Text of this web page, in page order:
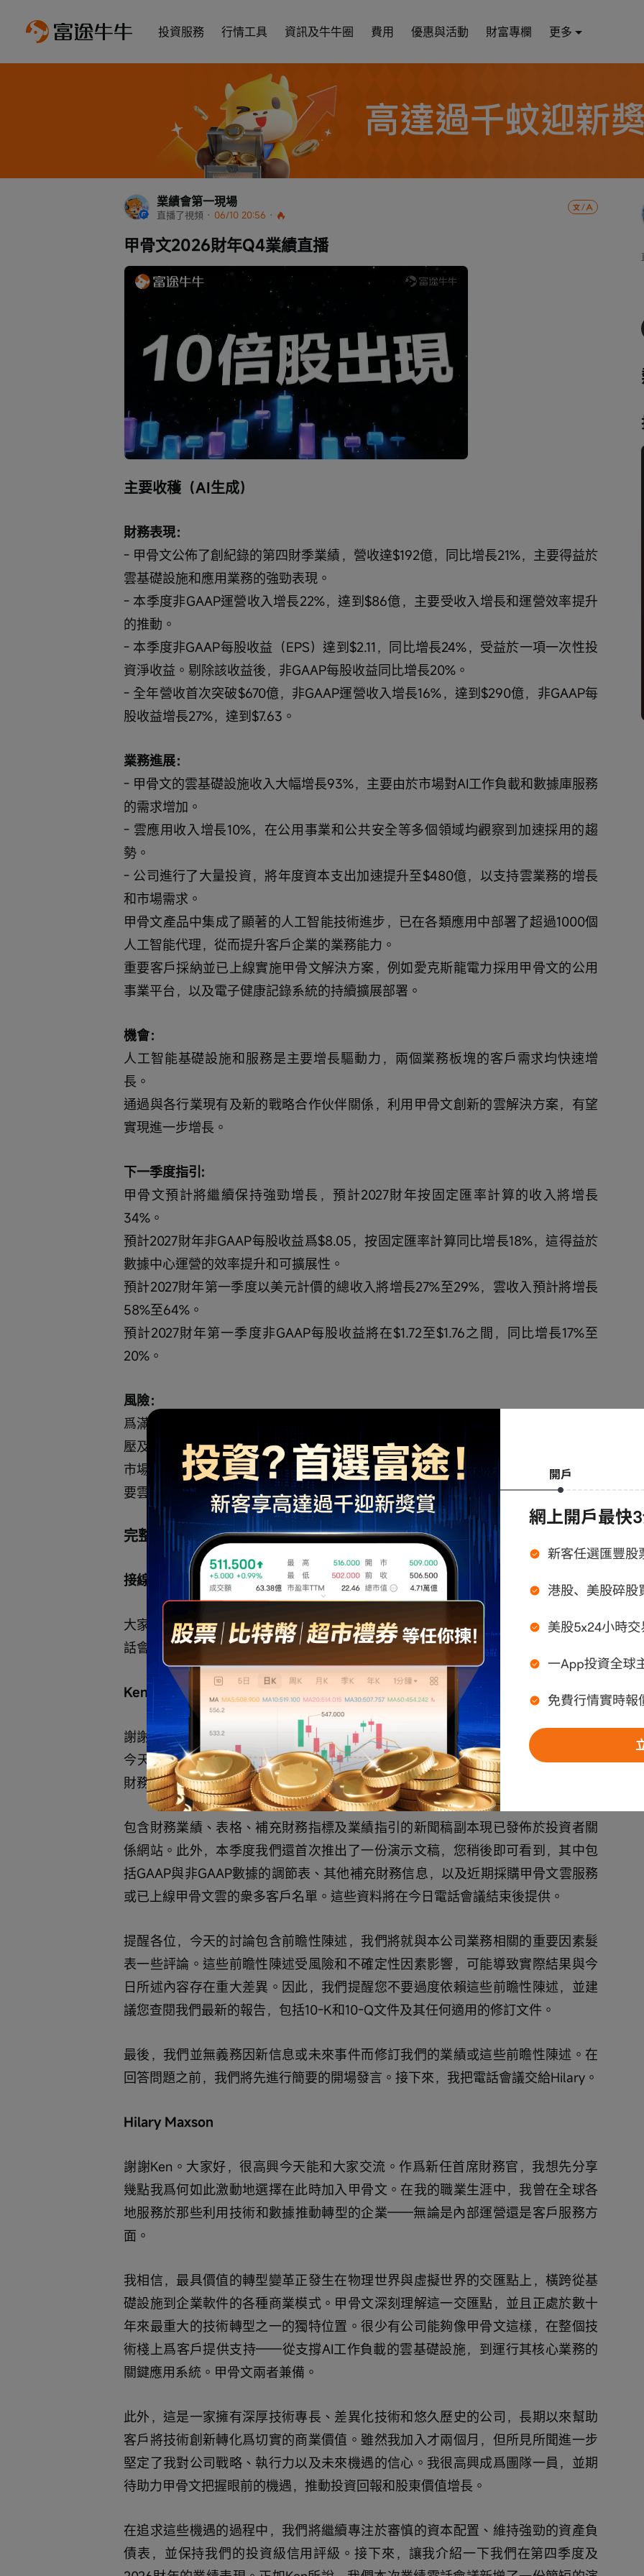
投資服務 行情工具 資訊及牛牛圈 費用 優惠與活動 財富專欄 更多
業績會第一現場
直播了視頻 · 06/10 20:56 ·
甲骨文2026財年Q4業績直播
取
消
靜
Loaded:
0%
Progress
0%
放
主要收穫（AI生成）
財務表現：
- 甲骨文公佈了創紀錄的第四財季業績，營收達$192億，同比增長21%，主要得益於
雲基礎設施和應用業務的強勁表現。
- 本季度非GAAP運營收入增長22%，達到$86億，主要受收入增長和運營效率提升
的推動。
- 本季度非GAAP每股收益（EPS）達到$2.11，同比增長24%，受益於一項一次性投
資淨收益。剔除該收益後，非GAAP每股收益同比增長20%。
- 全年營收首次突破$670億，非GAAP運營收入增長16%，達到$290億，非GAAP每
股收益增長27%，達到$7.63。
業務進展：
- 甲骨文的雲基礎設施收入大幅增長93%，主要由於市場對AI工作負載和數據庫服務
的需求增加。
- 雲應用收入增長10%，在公用事業和公共安全等多個領域均觀察到加速採用的趨
勢。
- 公司進行了大量投資，將年度資本支出加速提升至$480億，以支持雲業務的增長
和市場需求。
甲骨文產品中集成了顯著的人工智能技術進步，已在各類應用中部署了超過1000個
人工智能代理，從而提升客戶企業的業務能力。
重要客戶採納並已上線實施甲骨文解決方案，例如愛克斯龍電力採用甲骨文的公用
事業平台，以及電子健康記錄系統的持續擴展部署。
機會：
人工智能基礎設施和服務是主要增長驅動力，兩個業務板塊的客戶需求均快速增
長。
通過與各行業現有及新的戰略合作伙伴關係，利用甲骨文創新的雲解決方案，有望
實現進一步增長。
下一季度指引:
甲骨文預計將繼續保持強勁增長，預計2027財年按固定匯率計算的收入將增長
34%。
預計2027財年非GAAP每股收益爲$8.05，按固定匯率計算同比增長18%，這得益於
數據中心運營的效率提升和可擴展性。
預計2027財年第一季度以美元計價的總收入將增長27%至29%，雲收入預計將增長
58%至64%。
預計2027財年第一季度非GAAP每股收益將在$1.72至$1.76之間，同比增長17%至
20%。
風險：
爲滿足對甲骨文雲解決方案日益增長的需求而加速投資和擴張，可能導致利潤率承
壓及運營複雜性上升。
市場競爭激烈且價格敏感度高，甲骨文身處高度競爭的科技環境，尤其面臨其他主
要雲服務和應用提供商的競爭。
完整記錄稿（AI生成）
接線員
大家好，歡迎參加甲骨文公司2026財年第四季度業績電話會議。提醒一下，本次電
話會議正在錄音。[操作員說明] 現在我將會議交予Ken Bond先生，請您開始發言。
Ken Bond
謝謝Lisa，大家下午好。歡迎參加甲骨文2026財年第四季度及全年業績電話會議。
今天參會的有我們的首席執行官Mike Sicilia、首席執行官Clay Magouyrk以及首席
財務官Hilary Maxson。
包含財務業績、表格、補充財務指標及業績指引的新聞稿副本現已發佈於投資者關
係網站。此外，本季度我們還首次推出了一份演示文稿，您稍後即可看到，其中包
括GAAP與非GAAP數據的調節表、其他補充財務信息，以及近期採購甲骨文雲服務
或已上線甲骨文雲的衆多客戶名單。這些資料將在今日電話會議結束後提供。
提醒各位，今天的討論包含前瞻性陳述，我們將就與本公司業務相關的重要因素髮
表一些評論。這些前瞻性陳述受風險和不確定性因素影響，可能導致實際結果與今
日所述內容存在重大差異。因此，我們提醒您不要過度依賴這些前瞻性陳述，並建
議您查閱我們最新的報告，包括10-K和10-Q文件及其任何適用的修訂文件。
最後，我們並無義務因新信息或未來事件而修訂我們的業績或這些前瞻性陳述。在
回答問題之前，我們將先進行簡要的開場發言。接下來，我把電話會議交給Hilary。
Hilary Maxson
謝謝Ken。大家好，很高興今天能和大家交流。作爲新任首席財務官，我想先分享
幾點我爲何如此激動地選擇在此時加入甲骨文。在我的職業生涯中，我曾在全球各
地服務於那些利用技術和數據推動轉型的企業——無論是內部運營還是客戶服務方
面。
我相信，最具價值的轉型變革正發生在物理世界與虛擬世界的交匯點上，橫跨從基
礎設施到企業軟件的各種商業模式。甲骨文深刻理解這一交匯點，並且正處於數十
年來最重大的技術轉型之一的獨特位置。很少有公司能夠像甲骨文這樣，在整個技
術棧上爲客戶提供支持——從支撐AI工作負載的雲基礎設施，到運行其核心業務的
關鍵應用系統。甲骨文兩者兼備。
此外，這是一家擁有深厚技術專長、差異化技術和悠久歷史的公司，長期以來幫助
客戶將技術創新轉化爲切實的商業價值。雖然我加入才兩個月，但所見所聞進一步
堅定了我對公司戰略、執行力以及未來機遇的信心。我很高興成爲團隊一員，並期
待助力甲骨文把握眼前的機遇，推動投資回報和股東價值增長。
在追求這些機遇的過程中，我們將繼續專注於審慎的資本配置、維持強勁的資產負
債表，並保持我們的投資級信用評級。接下來，讓我介紹一下我們在第四季度及